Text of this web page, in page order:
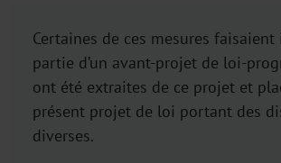
Certaines de ces mesures
partie d’un avant-projet de loi-
ont été extraites de ce projet et
présent projet de loi portant des
diverses.